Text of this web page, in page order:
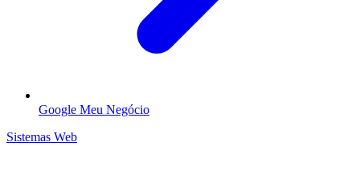
Google Meu Negócio
Sistemas Web